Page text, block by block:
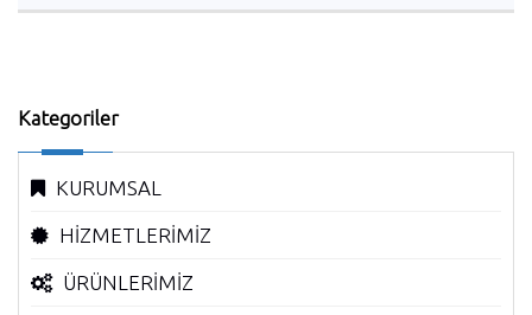
Kategoriler
KURUMSAL
HİZMETLERİMİZ
ÜRÜNLERİMİZ